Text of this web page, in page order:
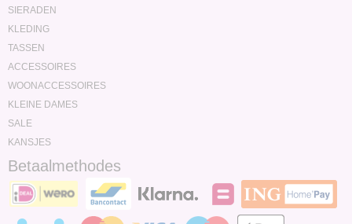
SIERADEN
KLEDING
TASSEN
ACCESSOIRES
WOONACCESSOIRES
KLEINE DAMES
SALE
KANSJES
Betaalmethodes